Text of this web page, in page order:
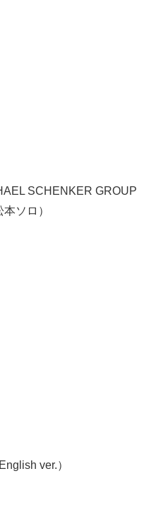
SCHENKER GROUP
ソロ）
ver.）